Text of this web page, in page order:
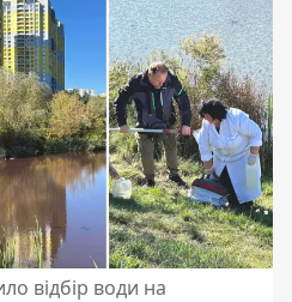
відбір води на